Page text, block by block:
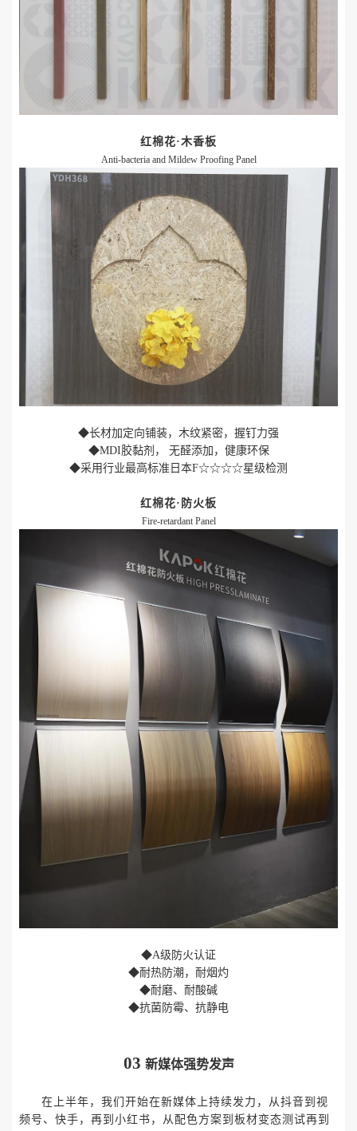
红棉花·木香板
Anti-bacteria and Mildew Proofing Panel
◆长材加定向铺装，木纹紧密，握钉力强
◆MDI胶黏剂， 无醛添加，健康环保
◆采用行业最高标准日本F☆☆☆☆星级检测
红棉花·防火板
Fire-retardant Panel
◆A级防火认证
◆耐热防潮，耐烟灼
◆耐磨、耐酸碱
◆抗菌防霉、抗静电
03 新媒体强势发声
在上半年，我们开始在新媒体上持续发力，从抖音到视
频号、快手，再到小红书，从配色方案到板材变态测试再到